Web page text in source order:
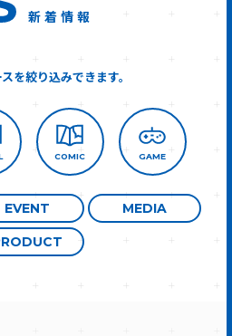
新着情報
を絞り込みできます。
COMIC GAME
EVENT MEDIA